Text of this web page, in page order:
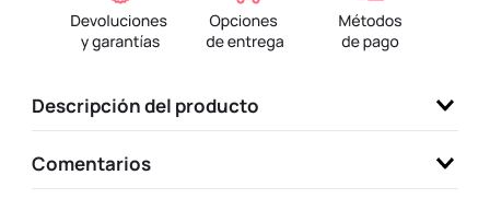
Descripción del producto
Comentarios
termos
10. llaveros